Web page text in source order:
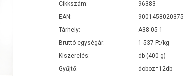
Cikkszám:
96383
EAN:
9001458020375
Tárhely:
A38-05-1
Bruttó egységár:
1 537 Ft/kg
Kiszerelés:
db (400 g)
Gyűjtő:
doboz=12db